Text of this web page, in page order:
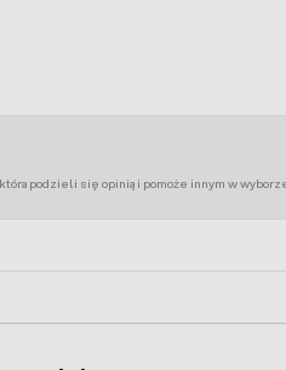
podzieli się opinią i pomoże innym w